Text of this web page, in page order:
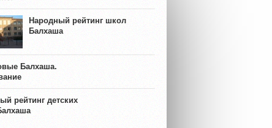
Народный рейтинг школ
Балхаша
Балхаша.
рейтинг детских